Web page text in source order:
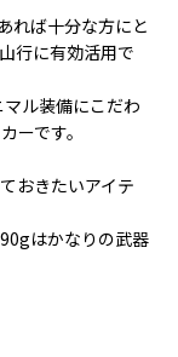
れば十分な方にと
行に有効活用で
マル装備にこだわ
ーです。
おきたいアイテ
はかなりの武器